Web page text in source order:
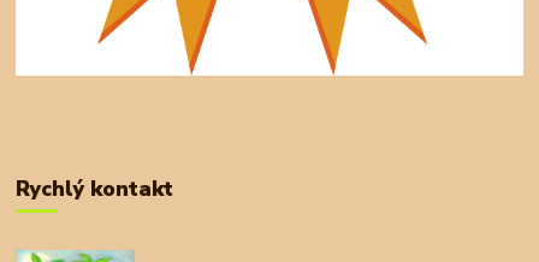
Rychlý kontakt